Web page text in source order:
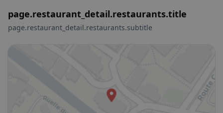
page.restaurant_detail.restaurants.title
page.restaurant_detail.restaurants.subtitle